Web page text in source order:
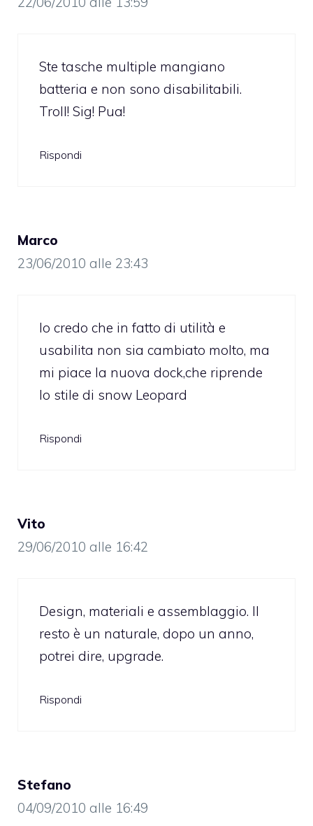
Ste tasche multiple mangiano
batteria e non sono disabilitabili.
Troll! Sig! Pua!
Rispondi
Marco
23/06/2010 alle 23:43
Io credo che in fatto di utilità e
usabilita non sia cambiato molto, ma
mi piace la nuova dock,che riprende
lo stile di snow Leopard
Rispondi
Vito
29/06/2010 alle 16:42
Design, materiali e assemblaggio. Il
resto è un naturale, dopo un anno,
potrei dire, upgrade.
Rispondi
Stefano
04/09/2010 alle 16:49